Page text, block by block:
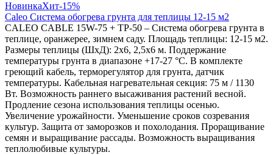
НовинкаХит-15%
Caleo Система обогрева грунта для теплицы 12-15 м2
CALEO CABLE 15W-75 + ТР-50 – Система обогрева грунта в
теплице, оранжерее, зимнем саду. Площадь теплицы: 12-15 м2.
Размеры теплицы (ШхД): 2х6, 2,5х6 м. Поддержание
температуры грунта в диапазоне +17-27 °С. В комплекте
греющий кабель, терморегулятор для грунта, датчик
температуры. Кабельная нагревательная секция: 75 м / 1130
Вт. Возможность раннего высаживания растений весной.
Продление сезона использования теплицы осенью.
Увеличение урожайности. Уменьшение сроков созревания
культур. Защита от заморозков и похолодания. Проращивание
семян и выращивание рассады. Возможность выращивания
теплолюбивые культуры.